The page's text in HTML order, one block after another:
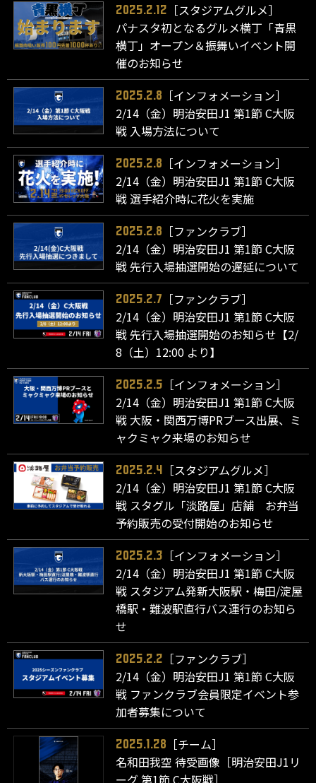
2025.2.12
［スタジアムグルメ］
パナスタ初となるグルメ横丁「青黒
横丁」オープン＆振舞いイベント開
催のお知らせ
2025.2.8
［インフォメーション］
2/14（金）明治安田J1 第1節 C大阪
戦 入場方法について
2025.2.8
［インフォメーション］
2/14（金）明治安田J1 第1節 C大阪
戦 選手紹介時に花火を実施
2025.2.8
［ファンクラブ］
2/14（金）明治安田J1 第1節 C大阪
戦 先行入場抽選開始の遅延について
2025.2.7
［ファンクラブ］
2/14（金）明治安田J1 第1節 C大阪
戦 先行入場抽選開始のお知らせ【2/
8（土）12:00 より】
2025.2.5
［インフォメーション］
2/14（金）明治安田J1 第1節 C大阪
戦 大阪・関西万博PRブース出展、ミ
ャクミャク来場のお知らせ
2025.2.4
［スタジアムグルメ］
2/14（金）明治安田J1 第1節 C大阪
戦 スタグル「淡路屋」店舗 お弁当
予約販売の受付開始のお知らせ
2025.2.3
［インフォメーション］
2/14（金）明治安田J1 第1節 C大阪
戦 スタジアム発新大阪駅・梅田/淀屋
橋駅・難波駅直行バス運行のお知ら
せ
2025.2.2
［ファンクラブ］
2/14（金）明治安田J1 第1節 C大阪
戦 ファンクラブ会員限定イベント参
加者募集について
2025.1.28
［チーム］
名和田我空 待受画像［明治安田J1リ
ーグ 第1節 C大阪戦］